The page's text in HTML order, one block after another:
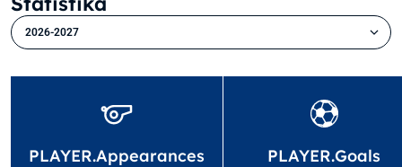
2026-2027
PLAYER.Appearances PLAYER.Goals